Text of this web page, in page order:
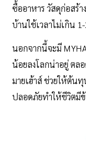
ซื้ออาหาร วัสดุก่อสร้า
บ้านใช้เวลาไม่เกิน
นอกจากนี้จะมี
น้อยลงโลกน่าอยู่ ต
มายเฮ้าส์ ช่วยให้ต้น
ปลอดภัยทำให้ชีวิตมี